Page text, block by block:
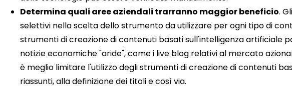
Determina quali aree aziendali trarranno maggior beneficio.
selettivi nella scelta dello strumento da utilizzare per ogni tipo di
strumenti di creazione di contenuti basati sull'intelligenza artificiale
notizie economiche "aride", come i live blog relativi al mercato
è meglio limitare l'utilizzo degli strumenti di creazione di contenuti
riassunti, alla definizione dei titoli e così via.